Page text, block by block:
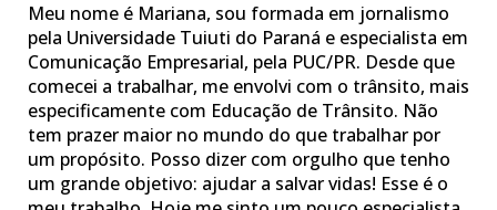
Meu nome é Mariana, sou formada em jornalismo
pela Universidade Tuiuti do Paraná e especialista em
Comunicação Empresarial, pela PUC/PR. Desde que
comecei a trabalhar, me envolvi com o trânsito, mais
especificamente com Educação de Trânsito. Não
tem prazer maior no mundo do que trabalhar por
um propósito. Posso dizer com orgulho que tenho
um grande objetivo: ajudar a salvar vidas! Esse é o